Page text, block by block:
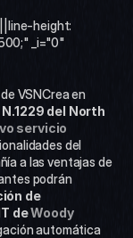
height:
_i="0"
del North
servicio
del
a las ventajas de
podrán
de
de Woody
automática